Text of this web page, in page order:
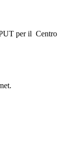
per il Centro